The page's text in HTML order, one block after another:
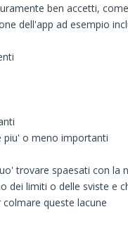
ben accetti,
dell'app ad esempio
piu' o meno importanti
trovare spaesati con la
dei limiti o delle sviste e
queste lacune